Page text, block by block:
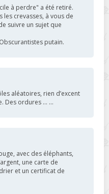
à perdre" a été retiré.
les crevasses, à vous de
suivre un sujet que
putain.
aléatoires, rien d’excent
Des ordures ... ...
avec des éléphants,
une carte de
et un certificat de